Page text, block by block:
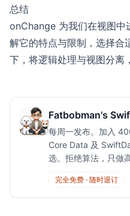
总结
onChange 为我们在视图中
解它的特点与限制，选择合
下，将逻辑处理与视图分离
Fatbobman's
每周一发布。加入
Core Data 及
选。拒绝算法，只做
完全免费 · 随时退订